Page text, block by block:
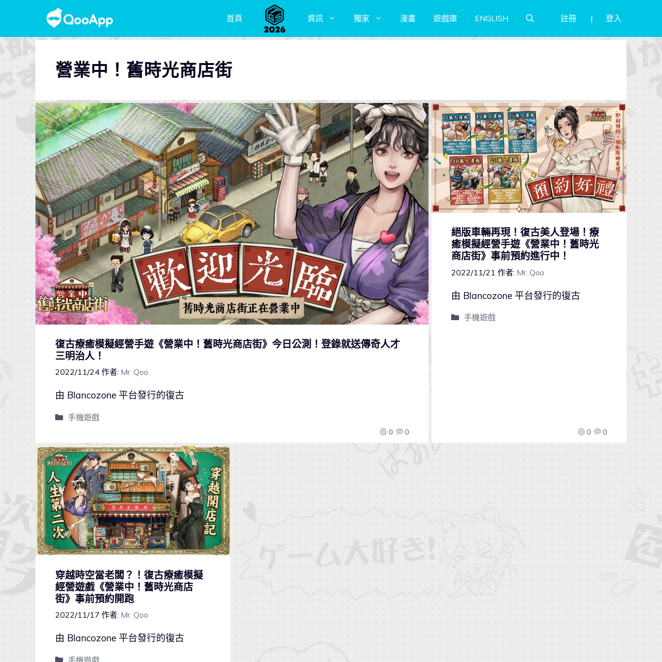
首頁 資訊 獨家 漫畫 遊戲庫 ENGLISH 註冊 登入
營業中！舊時光商店街
復古療癒模擬經營手遊《營業中！舊時光商店街》今日公測！登錄就送傳奇人才
三明治人！
2022/11/24 作者: Mr. Qoo
0 0
由 Blancozone 平台發行的復古
手機遊戲
絕版車輛再現！復古美人登場！療
癒模擬經營手遊《營業中！舊時光
商店街》事前預約進行中！
2022/11/21 作者: Mr. Qoo
0 0
由 Blancozone 平台發行的復古
手機遊戲
穿越時空當老闆？！復古療癒模擬
經營遊戲《營業中！舊時光商店
街》事前預約開跑
2022/11/17 作者: Mr. Qoo
由 Blancozone 平台發行的復古
手機遊戲